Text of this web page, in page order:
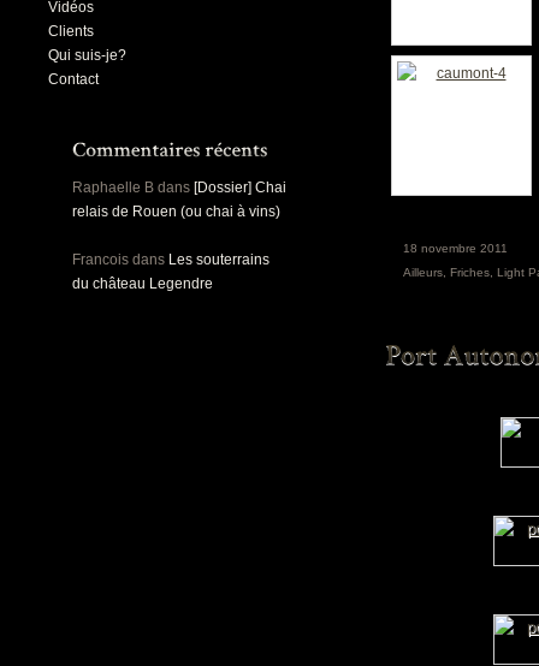
Vidéos
Clients
Qui suis-je?
Contact
Raphaelle B dans [Dossier] Chai
relais de Rouen (ou chai à vins)
Francois dans Les souterrains
du château Legendre
18 novembre 2011
Ailleurs Friches Light